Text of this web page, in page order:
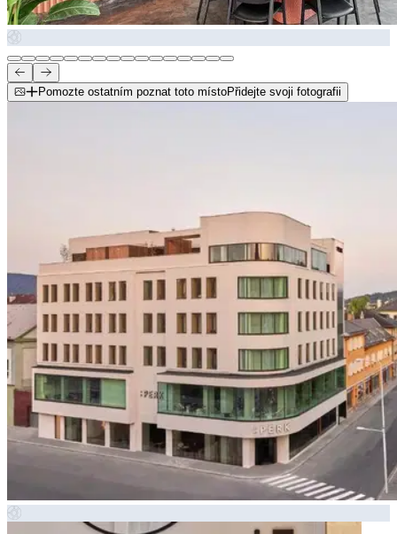
Pomozte ostatním poznat toto místoPřidejte svoji fotografii